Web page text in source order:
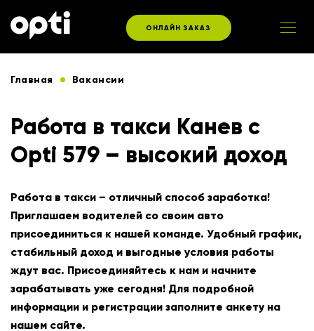
ОНЛАЙН ЗАКАЗ
Главная Вакансии
Работа в такси Канев с
Opti 579 – высокий доход
Работа в такси – отличный способ заработка!
Приглашаем водителей со своим авто
присоединиться к нашей команде. Удобный график,
стабильный доход и выгодные условия работы
ждут вас. Присоединяйтесь к нам и начните
зарабатывать уже сегодня! Для подробной
информации и регистрации заполните анкету на
нашем сайте.